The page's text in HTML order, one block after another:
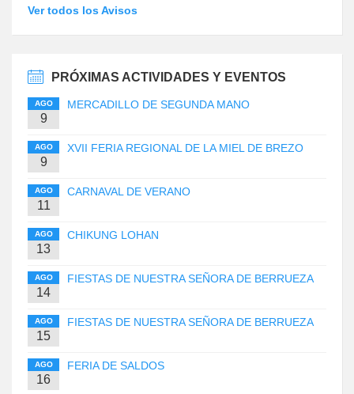
Ver todos los Avisos
PRÓXIMAS ACTIVIDADES Y EVENTOS
AGO
9
MERCADILLO DE SEGUNDA MANO
AGO
9
XVII FERIA REGIONAL DE LA MIEL DE BREZO
AGO
11
CARNAVAL DE VERANO
AGO
13
CHIKUNG LOHAN
AGO
14
FIESTAS DE NUESTRA SEÑORA DE BERRUEZA
AGO
15
FIESTAS DE NUESTRA SEÑORA DE BERRUEZA
AGO
16
FERIA DE SALDOS